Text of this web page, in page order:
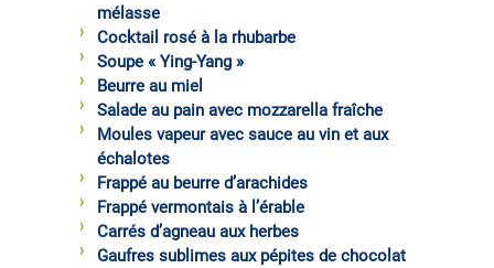
mélasse
Cocktail rosé à la rhubarbe
Soupe « Ying-Yang »
Beurre au miel
Salade au pain avec mozzarella fraîche
Moules vapeur avec sauce au vin et aux
échalotes
Frappé au beurre d’arachides
Frappé vermontais à l’érable
Carrés d’agneau aux herbes
Gaufres sublimes aux pépites de chocolat